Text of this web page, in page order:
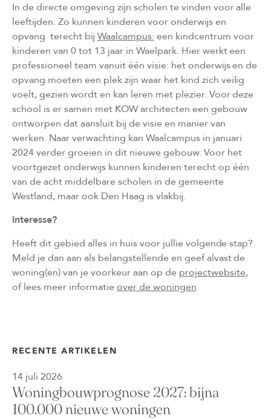
In de directe omgeving zijn scholen te vinden voor alle
leeftijden. Zo kunnen kinderen voor onderwijs en
opvang terecht bij Waalcampus: een kindcentrum voor
kinderen van 0 tot 13 jaar in Waelpark. Hier werkt een
professioneel team vanuit één visie: het onderwijs en de
opvang moeten een plek zijn waar het kind zich veilig
voelt, gezien wordt en kan leren met plezier. Voor deze
school is er samen met KOW architecten een gebouw
ontworpen dat aansluit bij de visie en manier van
werken. Naar verwachting kan Waalcampus in januari
2024 verder groeien in dit nieuwe gebouw. Voor het
voortgezet onderwijs kunnen kinderen terecht op één
van de acht middelbare scholen in de gemeente
Westland, maar ook Den Haag is vlakbij.
Interesse?
Heeft dit gebied alles in huis voor jullie volgende stap?
Meld je dan aan als belangstellende en geef alvast de
woning(en) van je voorkeur aan op de projectwebsite,
of lees meer informatie over de woningen.
RECENTE ARTIKELEN
14 juli 2026
Woningbouwprognose 2027: bijna
100.000 nieuwe woningen